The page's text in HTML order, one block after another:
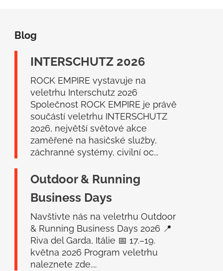
Blog
INTERSCHUTZ 2026
ROCK EMPIRE vystavuje na
veletrhu Interschutz 2026
Společnost ROCK EMPIRE je právě
součástí veletrhu INTERSCHUTZ
2026, největší světové akce
zaměřené na hasičské služby,
záchranné systémy, civilní oc...
Outdoor & Running
Business Days
Navštivte nás na veletrhu Outdoor
& Running Business Days 2026 📍
Riva del Garda, Itálie 📅 17.–19.
května 2026 Program veletrhu
naleznete zde....